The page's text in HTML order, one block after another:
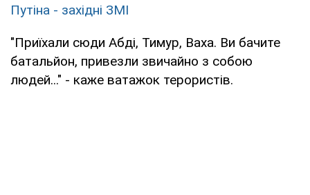
Путіна - західні ЗМІ
"Приїхали сюди Абді, Тимур, Ваха. Ви бачите
батальйон, привезли звичайно з собою
людей..." - каже ватажок терористів.